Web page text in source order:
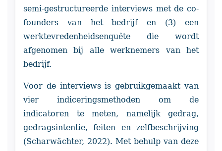
semi-gestructureerde interviews met de co-
founders van het bedrijf en (3) een
werktevredenheidsenquête die wordt
afgenomen bij alle werknemers van het
bedrijf.
Voor de interviews is gebruikgemaakt van
vier indiceringsmethoden om de
indicatoren te meten, namelijk gedrag,
gedragsintentie, feiten en zelfbeschrijving
(Scharwächter, 2022). Met behulp van deze